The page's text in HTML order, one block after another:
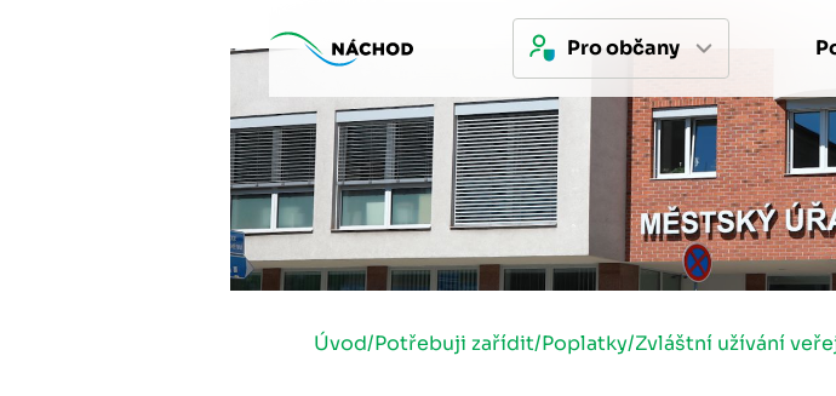
Pro občany
Úvod/Potřebuji zařídit/Poplatky/Zvláštní užívání